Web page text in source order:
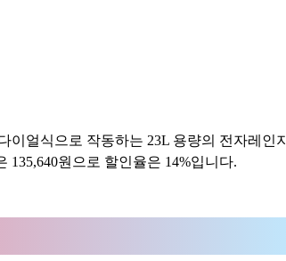
얼식으로 작동하는 23L 용량의 전자레인지
135,640원으로 할인율은 14%입니다.